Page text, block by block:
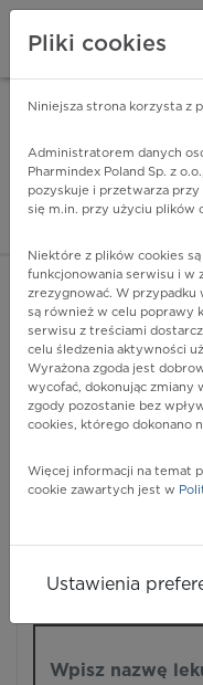
ZALOGUJ
Pliki cookies
Niniejsza strona korzysta z
Administratorem danych
Pharmindex Poland Sp. z
pozyskuje i przetwarza
się m.in. przy użyciu plików
Niektóre z plików cookies
funkcjonowania serwisu i w
zrezygnować. W przypadku
są również w celu poprawy
serwisu z treściami
celu śledzenia aktywności
Wyrażona zgoda jest
wycofać, dokonując zmiany
zgody pozostanie bez
cookies, którego dokonano
Więcej informacji na temat
cookie zawartych jest w
Ustawienia
ZA DARMO -